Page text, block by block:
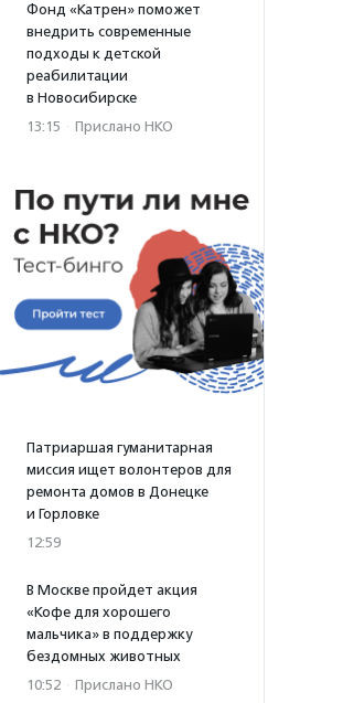
Фонд «Катрен» поможет
внедрить современные
подходы к детской
реабилитации
в Новосибирске
13:15 · Прислано НКО
Патриаршая гуманитарная
миссия ищет волонтеров для
ремонта домов в Донецке
и Горловке
12:59
В Москве пройдет акция
«Кофе для хорошего
мальчика» в поддержку
бездомных животных
10:52 · Прислано НКО